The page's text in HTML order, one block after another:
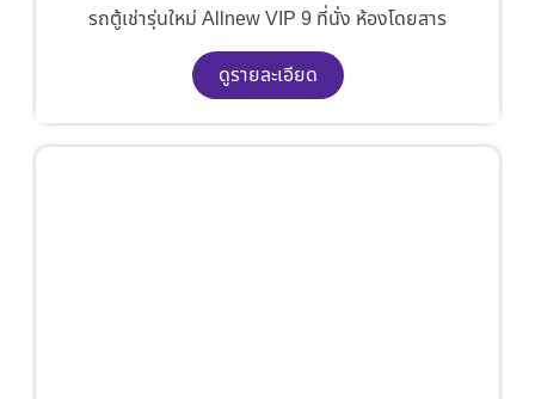
รถตู้เช่ารุ่นใหม่ Allnew VIP 9 ที่นั่ง ห้องโดยสาร
ดูรายละเอียด